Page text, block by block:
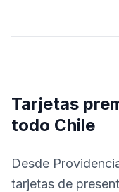
Tarjetas
todo Chile
Desde
tarjetas de